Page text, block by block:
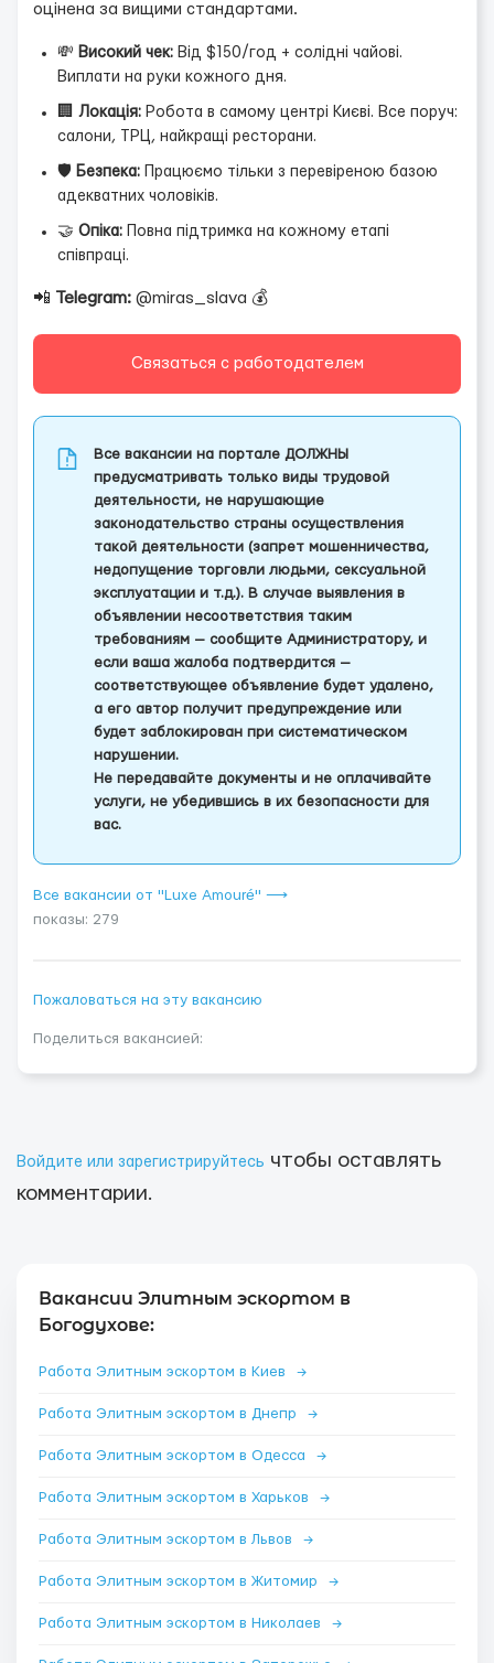
оцінена за вищими стандартами.
💸 Високий чек: Від $150/год + солідні чайові.
Виплати на руки кожного дня.
🏢 Локація: Робота в самому центрі Києві. Все поруч:
салони, ТРЦ, найкращі ресторани.
🛡️ Безпека: Працюємо тільки з перевіреною базою
адекватних чоловіків.
🤝 Опіка: Повна підтримка на кожному етапі
співпраці.
📲 Telegram: @miras_slava 💰
Связаться с работодателем
Все вакансии на портале ДОЛЖНЫ
предусматривать только виды трудовой
деятельности, не нарушающие
законодательство страны осуществления
такой деятельности (запрет мошенничества,
недопущение торговли людьми, сексуальной
эксплуатации и т.д.). В случае выявления в
объявлении несоответствия таким
требованиям — сообщите Администратору, и
если ваша жалоба подтвердится —
соответствующее объявление будет удалено,
а его автор получит предупреждение или
будет заблокирован при систематическом
нарушении.
Не передавайте документы и не оплачивайте
услуги, не убедившись в их безопасности для
вас.
Все вакансии от "Luxe Amouré" ⟶
показы: 279
Пожаловаться на эту вакансию
Поделиться вакансией:
Войдите или зарегистрируйтесь чтобы оставлять
комментарии.
Вакансии Элитным эскортом в
Богодухове:
Работа Элитным эскортом в Киев →
Работа Элитным эскортом в Днепр →
Работа Элитным эскортом в Одесса →
Работа Элитным эскортом в Харьков →
Работа Элитным эскортом в Львов →
Работа Элитным эскортом в Житомир →
Работа Элитным эскортом в Николаев →